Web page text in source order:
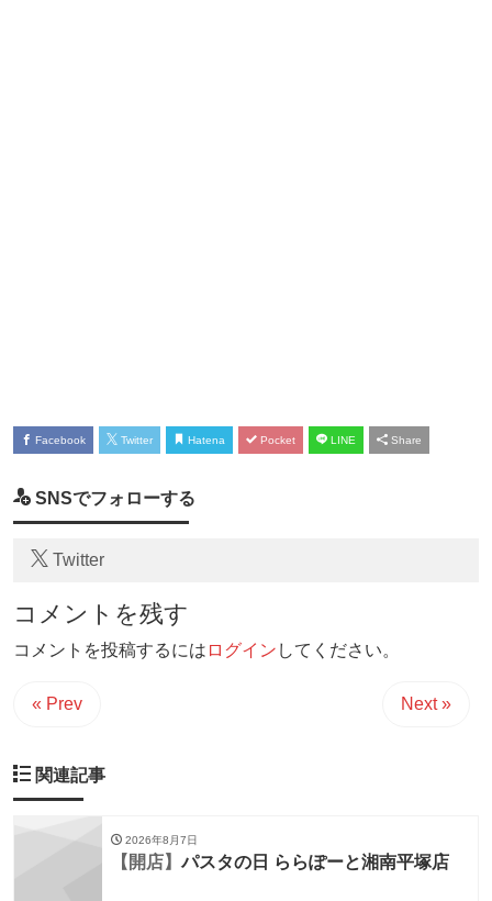
Facebook Twitter Hatena Pocket LINE Share
SNSでフォローする
Twitter
コメントを残す
コメントを投稿するには ログイン してください。
« Prev Next »
関連記事
2026年8月7日
【開店】パスタの日 ららぽーと湘南平塚店